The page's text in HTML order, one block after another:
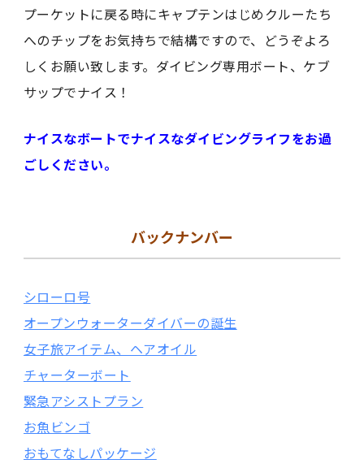
プーケットに戻る時にキャプテンはじめクルーたち
へのチップをお気持ちで結構ですので、どうぞよろ
しくお願い致します。ダイビング専用ボート、ケブ
サップでナイス！
ナイスなボートでナイスなダイビングライフをお過
ごしください。
バックナンバー
シローロ号
オープンウォーターダイバーの誕生
女子旅アイテム、ヘアオイル
チャーターボート
緊急アシストプラン
お魚ビンゴ
おもてなしパッケージ